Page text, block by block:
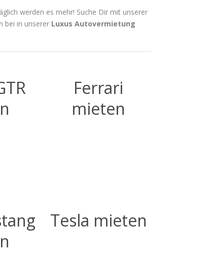
werden es mehr! Suche Dir mit unserer
bei in unserer Luxus Autovermietung
Ferrari
mieten
Tesla mieten